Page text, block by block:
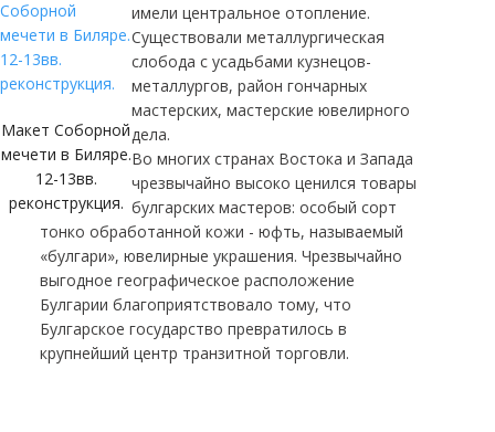
Макет Соборной
мечети в Биляре.
12-13вв.
реконструкция.
имели центральное отопление.
Существовали металлургическая
слобода с усадьбами кузнецов-
металлургов, район гончарных
мастерских, мастерские ювелирного
дела.
Во многих странах Востока и Запада
чрезвычайно высоко ценился товары
булгарских мастеров: особый сорт
тонко обработанной кожи - юфть, называемый
«булгари», ювелирные украшения. Чрезвычайно
выгодное географическое расположение
Булгарии благоприятствовало тому, что
Булгарское государство превратилось в
крупнейший центр транзитной торговли.